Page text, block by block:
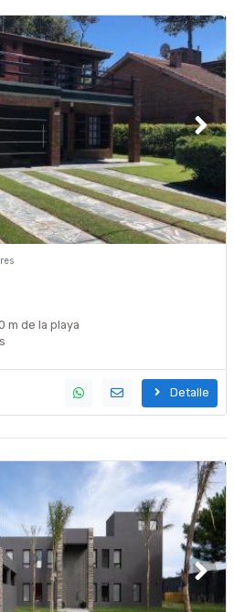
m de la playa
Detalle